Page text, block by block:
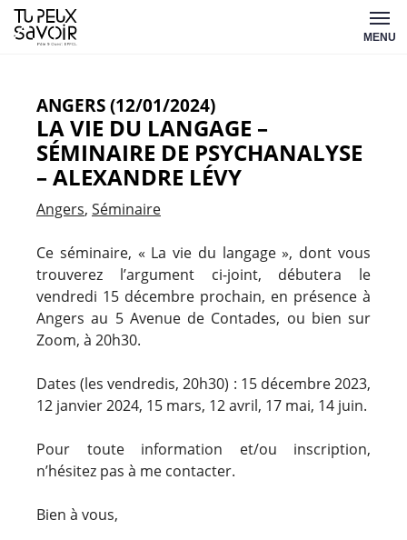
Aller
au
MENU
ANGERS (12/01/2024)
LA VIE DU LANGAGE –
SÉMINAIRE DE PSYCHANALYSE
– ALEXANDRE LÉVY
Angers Séminaire
Ce séminaire, « La vie du langage », dont vous
trouverez l’argument ci-joint, débutera le
vendredi 15 décembre prochain, en présence à
Angers au 5 Avenue de Contades, ou bien sur
Zoom, à 20h30.
Dates (les vendredis, 20h30) : 15 décembre 2023,
12 janvier 2024, 15 mars, 12 avril, 17 mai, 14 juin.
Pour toute information et/ou inscription,
n’hésitez pas à me contacter.
Bien à vous,